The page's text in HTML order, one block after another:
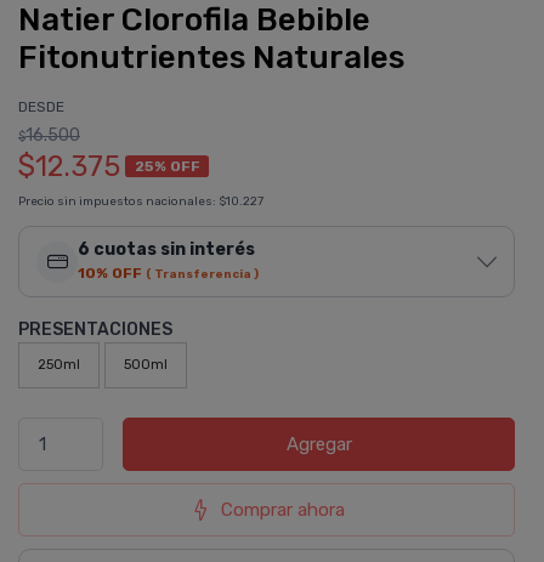
Natier Clorofila Bebible
Fitonutrientes Naturales
DESDE
$16.500
$12.375 25% OFF
Precio sin impuestos nacionales: $10.227
6 cuotas sin interés
10% OFF ( Transferencia )
PRESENTACIONES
250ml 500ml
Agregar
Comprar ahora